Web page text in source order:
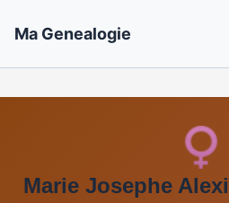
Ma Genealogie
Marie Josephe